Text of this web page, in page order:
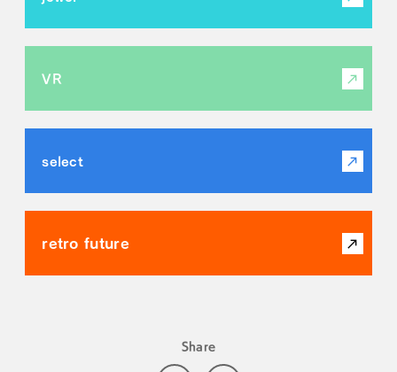
VR
select
retro future
Share